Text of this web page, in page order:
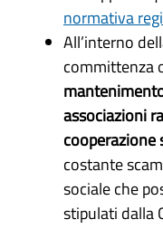
normativa
All’interno
committenza
associazioni
cooperazione
costante
sociale che
stipulati dalla